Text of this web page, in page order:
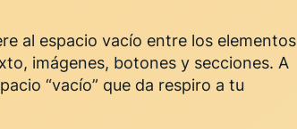
al espacio vacío entre los elementos
imágenes, botones y secciones. A
“vacío” que da respiro a tu